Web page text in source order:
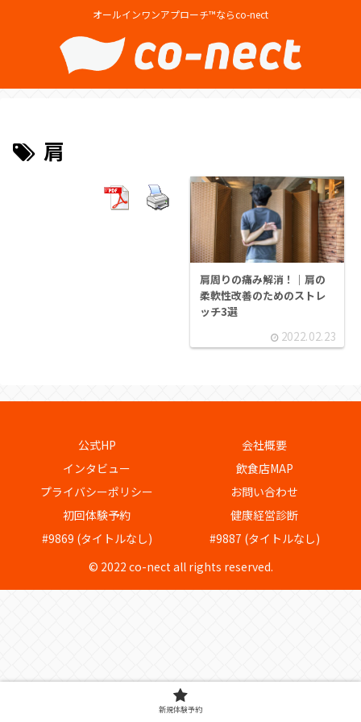
オールインワンアプローチ™ならco-nect
肩
肩周りの痛み解消！｜肩の
柔軟性改善のためのストレ
ッチ3選
2022.02.23
公式HP
会社概要
インタビュー
飲食店MAP
プライバシーポリシー
お問い合わせ
初回体験予約
健康経営診断
#9869 (タイトルなし)
#9887 (タイトルなし)
© 2022 co-nect all rights reserved.
新規体験予約